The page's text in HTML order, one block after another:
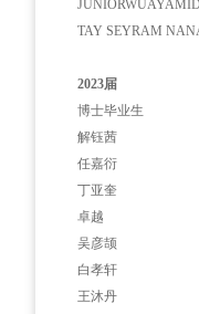
TAY SEYRAM
2023届
博士毕业生
解钰茜
任嘉衍
丁亚奎
卓越
吴彦颉
白孝轩
王沐丹